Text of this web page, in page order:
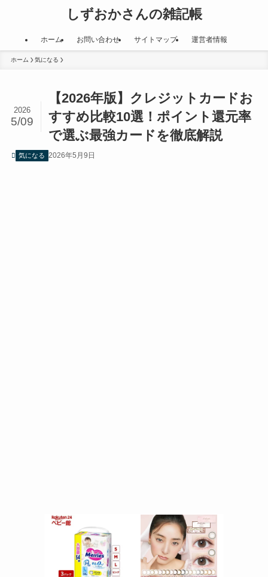
しずおかさんの雑記帳
ホーム お問い合わせ サイトマップ 運営者情報
ホーム 気になる
【2026年版】クレジットカードお
すすめ比較10選！ポイント還元率
で選ぶ最強カードを徹底解説
2026
5/09
気になる 2026年5月9日